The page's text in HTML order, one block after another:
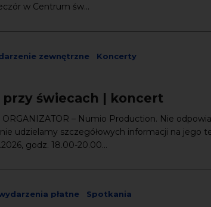
w Centrum św...
zewnętrzne Koncerty
przy świecach | koncert
– Numio Production. Nie
udzielamy szczegółowych informacji na jego
godz. 18.00-20.00...
płatne Spotkania